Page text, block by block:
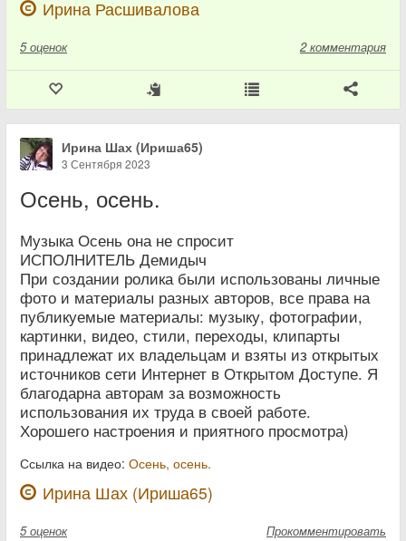
Ирина Расшивалова
5 оценок 2 комментария
Ирина Шах (Ириша65)
3 Сентября 2023
Осень, осень.
Музыка Осень она не спросит
ИСПОЛНИТЕЛЬ Демидыч
При создании ролика были использованы личные
фото и материалы разных авторов, все права на
публикуемые материалы: музыку, фотографии,
картинки, видео, стили, переходы, клипарты
принадлежат их владельцам и взяты из открытых
источников сети Интернет в Открытом Доступе. Я
благодарна авторам за возможность
использования их труда в своей работе.
Хорошего настроения и приятного просмотра)
Ссылка на видео: Осень, осень.
Ирина Шах (Ириша65)
5 оценок Прокомментировать